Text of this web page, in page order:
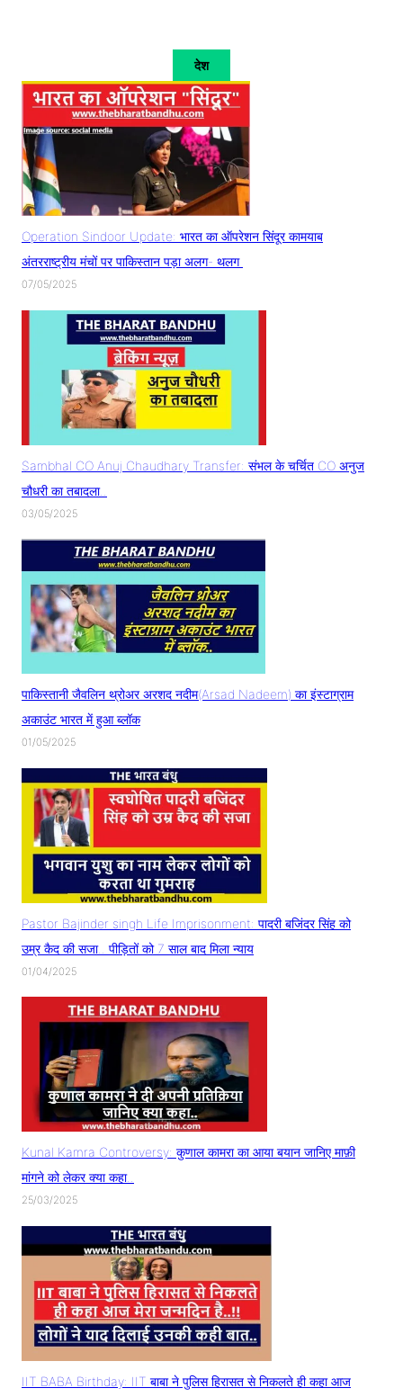
देश
Operation Sindoor Update: भारत का ऑपरेशन सिंदूर कामयाब
अंतरराष्ट्रीय मंचों पर पाकिस्तान पड़ा अलग- थलग
07/05/2025
Sambhal CO Anuj Chaudhary Transfer: संभल के चर्चित CO अनुज
चौधरी का तबादला..
03/05/2025
पाकिस्तानी जैवलिन थ्रोअर अरशद नदीम(Arsad Nadeem) का इंस्टाग्राम
अकाउंट भारत में हुआ ब्लॉक
01/05/2025
Pastor Bajinder singh Life Imprisonment: पादरी बजिंदर सिंह को
उम्र कैद की सजा.. पीड़ितों को 7 साल बाद मिला न्याय
01/04/2025
Kunal Kamra Controversy: कुणाल कामरा का आया बयान जानिए माफ़ी
मांगने को लेकर क्या कहा..
25/03/2025
IIT BABA Birthday: IIT बाबा ने पुलिस हिरासत से निकलते ही कहा आज